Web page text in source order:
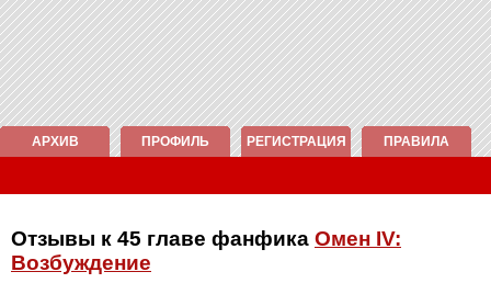
АРХИВ ПРОФИЛЬ РЕГИСТРАЦИЯ ПРАВИЛА
Отзывы к 45 главе фанфика Омен IV:
Возбуждение